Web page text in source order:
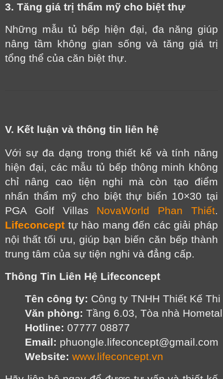
3. Tăng giá trị thẩm mỹ cho biệt thự
Những mẫu tủ bếp hiện đại, đa năng giúp
nâng tầm không gian sống và tăng giá trị
tổng thể của căn biệt thự.
V. Kết luận và thông tin liên hệ
Với sự đa dạng trong thiết kế và tính năng
hiện đại, các mẫu tủ bếp thông minh không
chỉ nâng cao tiện nghi mà còn tạo điểm
nhấn thẩm mỹ cho biệt thự biển 10×30 tại
PGA Golf Villas NovaWorld Phan Thiết.
Lifeconcept tự hào mang đến các giải pháp
nội thất tối ưu, giúp bạn biến căn bếp thành
trung tâm của sự tiện nghi và đẳng cấp.
Thông Tin Liên Hệ Lifeconcept
Tên công ty: Công ty TNHH Thiết Kế
Văn phòng: Tầng 6.03, Tòa nhà
Hotline: 07777 08877
Email: phuongle.lifeconcept@gmail.com
Website: www.lifeconcept.vn